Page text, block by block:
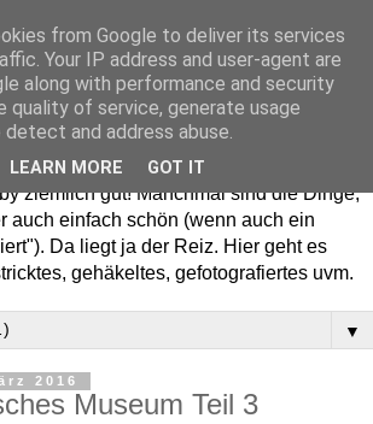
"Wohnzimmer". Einfach und schön -
ziemlich gut! Manchmal sind die Dinge,
auch einfach schön (wenn auch ein
Da liegt ja der Reiz. Hier geht es
gehäkeltes, gefotografiertes uvm.
▼
2016
Museum Teil 3
from Google to deliver its services
Your IP address and user-agent are
along with performance and security
quality of service, generate usage
and address abuse.
LEARN MORE GOT IT